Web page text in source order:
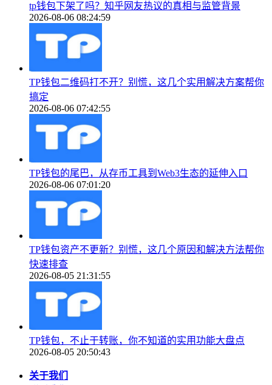
tp钱包下架了吗？知乎网友热议的真相与监管背景
2026-08-06 08:24:59
TP钱包二维码打不开？别慌，这几个实用解决方案帮你
搞定
2026-08-06 07:42:55
TP钱包的尾巴，从存币工具到Web3生态的延伸入口
2026-08-06 07:01:20
TP钱包资产不更新？别慌，这几个原因和解决方法帮你
快速排查
2026-08-05 21:31:55
TP钱包，不止于转账，你不知道的实用功能大盘点
2026-08-05 20:50:43
关于我们